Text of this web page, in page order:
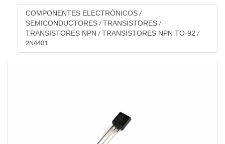
COMPONENTES ELECTRÓNICOS /
SEMICONDUCTORES / TRANSISTORES /
TRANSISTORES NPN / TRANSISTORES NPN TO-92 /
2N4401